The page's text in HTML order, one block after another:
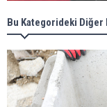
Bu Kategorideki Diğer